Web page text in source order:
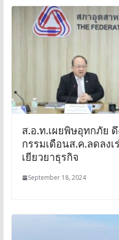
ส.อ.ท.เผยพิษอุทกภัย
กรรมเดือนส.ค.ลดลง
เยียวยาธุรกิจ
September 18, 2024